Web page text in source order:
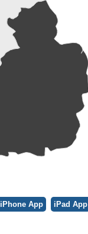
iPhone App iPad App